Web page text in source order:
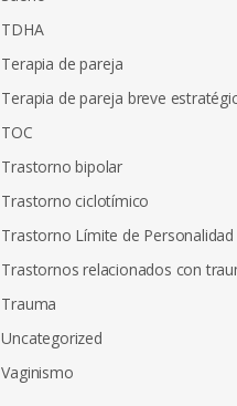
TDHA
Terapia de pareja
Terapia de pareja breve
TOC
Trastorno bipolar
Trastorno ciclotímico
Trastorno Límite de Personalidad
Trastornos relacionados con
Trauma
Uncategorized
Vaginismo